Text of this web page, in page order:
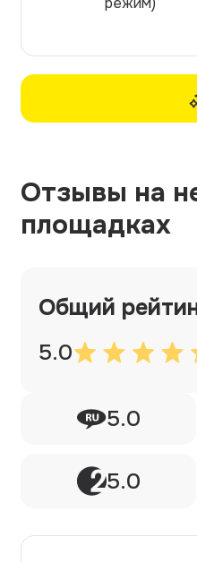
Отзывы на
площадках
Общий
5.0
5.0
5.0